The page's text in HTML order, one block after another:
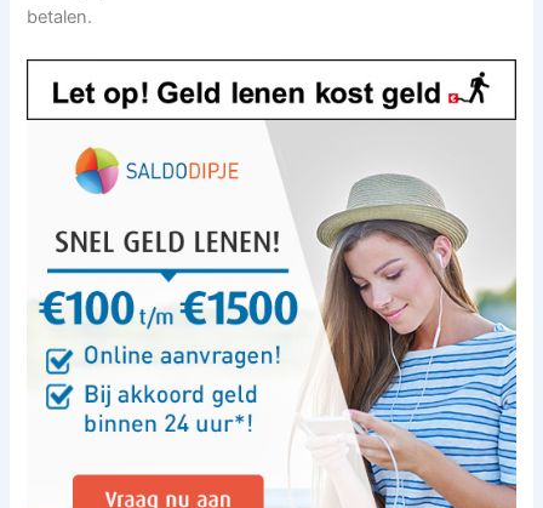
betalen.